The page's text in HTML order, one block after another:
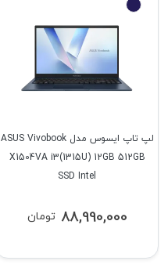
لپ تاپ ایسوس مدل ASUS Vivobook
X1504VA i3(1315U) 12GB 512GB
SSD Intel
تومان 88,990,000